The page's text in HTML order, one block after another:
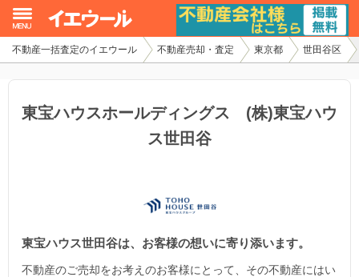
不動産一括査定のイエウール 不動産売却・査定 東京都 世田谷区
東宝ハウスホールディングス (株)東宝ハウ
ス世田谷
東宝ハウス世田谷は、お客様の想いに寄り添います。
不動産のご売却をお考えのお客様にとって、その不動産にはい
イエウール加盟希望の不動産会社様